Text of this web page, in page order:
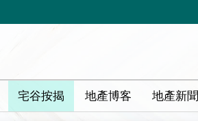
宅谷按揭 地產博客 地產新聞